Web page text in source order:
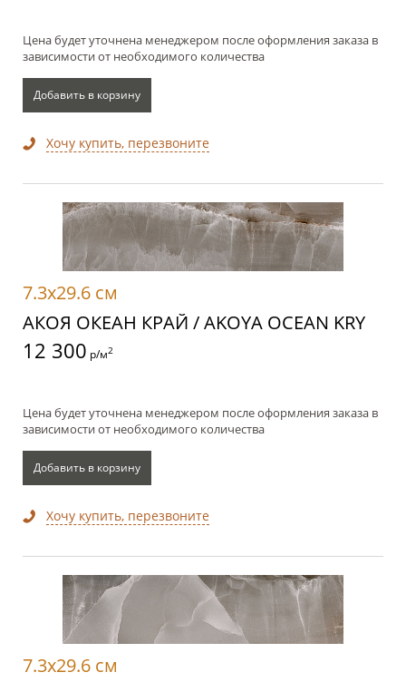
Цена будет уточнена менеджером после оформления заказа в
зависимости от необходимого количества
Добавить в корзину
Хочу купить, перезвоните
7.3x29.6 см
АКОЯ ОКЕАН КРАЙ / AKOYA OCEAN KRY
12 300 р/м2
Цена будет уточнена менеджером после оформления заказа в
зависимости от необходимого количества
Добавить в корзину
Хочу купить, перезвоните
7.3x29.6 см